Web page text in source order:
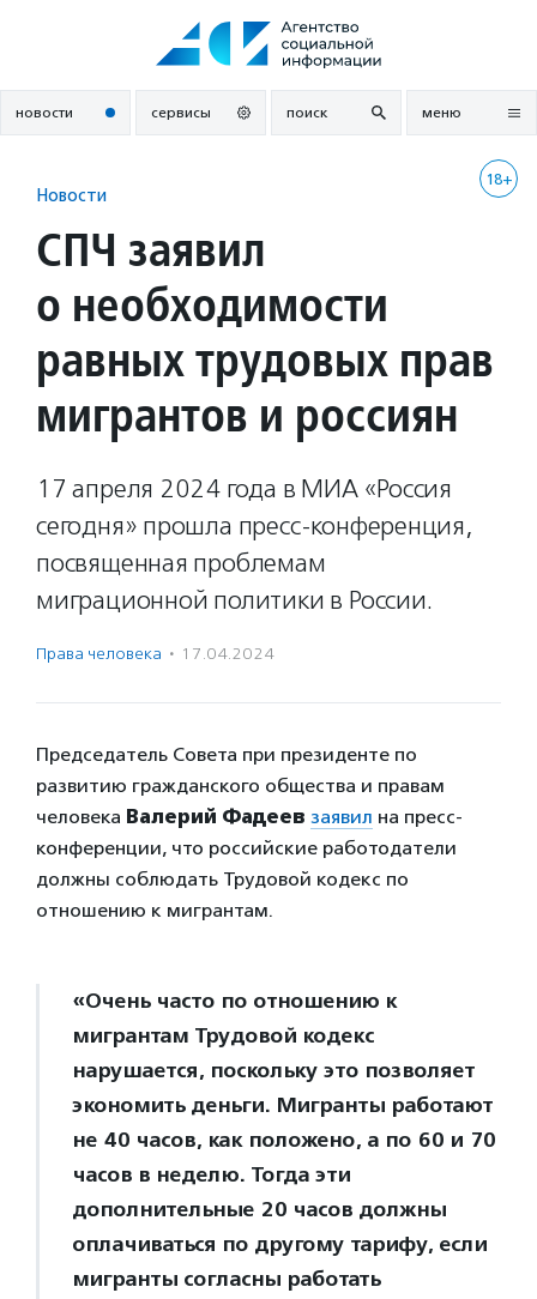
новости сервисы поиск меню
18+
Новости
СПЧ заявил
о необходимости
равных трудовых прав
мигрантов и россиян
17 апреля 2024 года в МИА «Россия
сегодня» прошла пресс-конференция,
посвященная проблемам
миграционной политики в России.
Права человека · 17.04.2024
Председатель Совета при президенте по
развитию гражданского общества и правам
человека Валерий Фадеев заявил на пресс-
конференции, что российские работодатели
должны соблюдать Трудовой кодекс по
отношению к мигрантам.
«Очень часто по отношению к
мигрантам Трудовой кодекс
нарушается, поскольку это позволяет
экономить деньги. Мигранты работают
не 40 часов, как положено, а по 60 и 70
часов в неделю. Тогда эти
дополнительные 20 часов должны
оплачиваться по другому тарифу, если
мигранты согласны работать